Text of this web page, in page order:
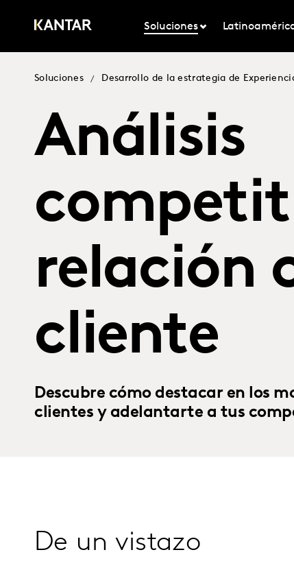
Soluciones
Soluciones / Desarrollo de la estrategia de
Análisis
relación
cliente
Descubre cómo destacar en los
clientes y adelantarte a tus
De un vistazo